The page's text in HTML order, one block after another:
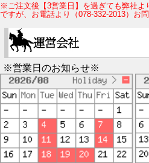
※ご注文後【3営業日】を過ぎても弊社よ
ですが、お電話より（078-332-2013）お
※営業日のお知らせ※